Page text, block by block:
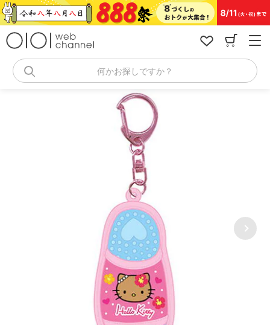
コ
ン
何かお探しですか？